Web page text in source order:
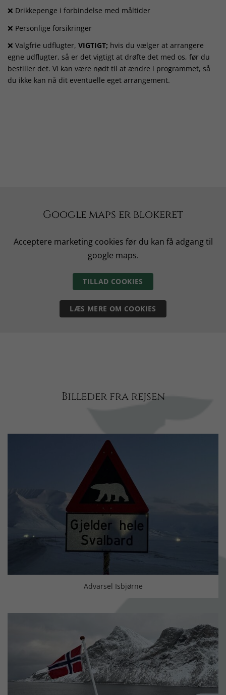
❌ Drikkepenge i forbindelse med måltider
❌ Personlige forsikringer
❌ Valgfrie udflugter, VIGTIGT; hvis du vælger at arrangere
egne udflugter, så er det vigtigt at drøfte det med os, før du
bestiller det. Vi kan være nødt til at ændre i programmet, så
du ikke kan nå dit eventuelle eget arrangement.
Google maps er blokeret
Acceptere marketing cookies før du kan få adgang til
google maps.
TILLAD COOKIES
LÆS MERE OM COOKIES
Billeder fra rejsen
Advarsel Isbjørne